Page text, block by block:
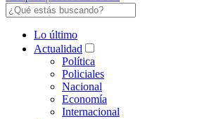
Lo último
Actualidad
Política
Policiales
Nacional
Economía
Internacional